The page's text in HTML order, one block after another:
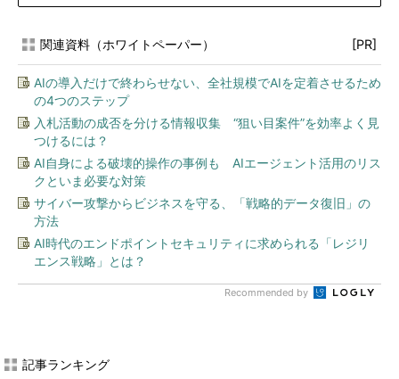
関連資料（ホワイトペーパー） [PR]
AIの導入だけで終わらせない、全社規模でAIを定着させるため
の4つのステップ
入札活動の成否を分ける情報収集 “狙い目案件”を効率よく見
つけるには？
AI自身による破壊的操作の事例も AIエージェント活用のリス
クといま必要な対策
サイバー攻撃からビジネスを守る、「戦略的データ復旧」の
方法
AI時代のエンドポイントセキュリティに求められる「レジリ
エンス戦略」とは？
Recommended by
記事ランキング